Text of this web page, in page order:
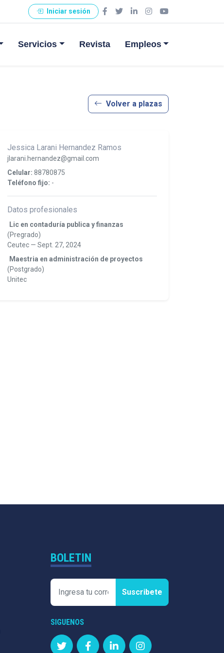
Iniciar sesión
Servicios Revista Empleos
Volver a plazas
Jessica Larani Hernandez Ramos
jlarani.hernandez@gmail.com
Celular: 88780875
Teléfono fijo: -
Datos profesionales
Lic en contaduría publica y finanzas
(Pregrado)
Ceutec— Sept. 27, 2024
Maestria en administración de proyectos
(Postgrado)
Unitec
BOLETIN
Suscribete
SIGUENOS